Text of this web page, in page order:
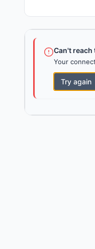
Can't
Your
Try again